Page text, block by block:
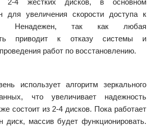
для увеличения скорости доступа к
Ненадежен, так как любая
приводит к отказу системы и
работ по восстановлению.
использует алгоритм зеркального
что увеличивает надежность
состоит из 2-4 дисков. Пока работает
диск, массив будет функционировать.